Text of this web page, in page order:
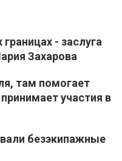
- заслуга
Захарова
там помогает
участия в
безэкипажные